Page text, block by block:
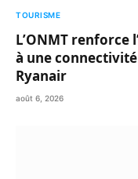
TOURISME
L’ONMT
à une
Ryanair
août 6, 2026